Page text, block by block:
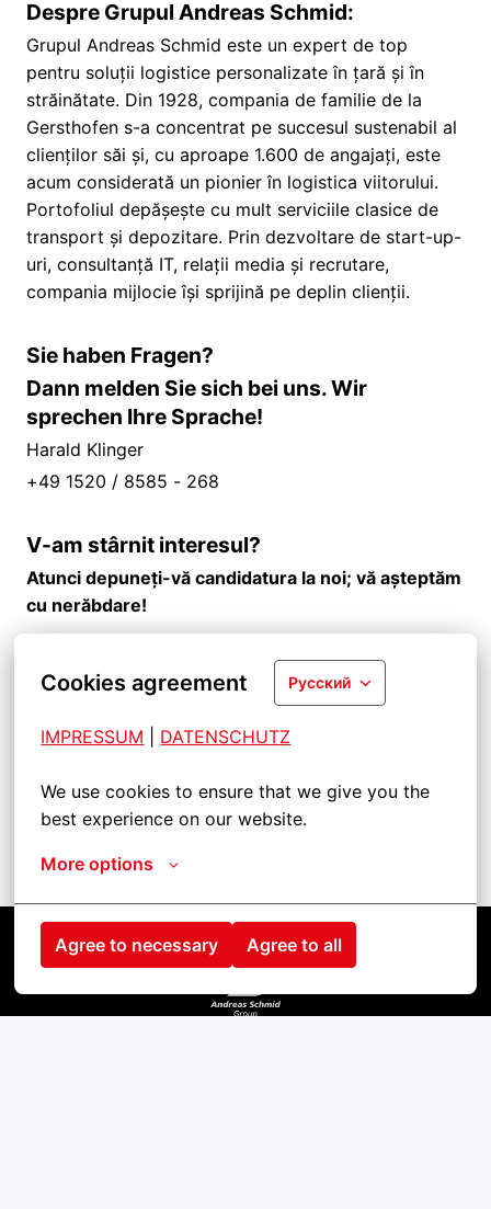
Cookies agreement Русский
IMPRESSUM DATENSCHUTZ
We use cookies to ensure that we give you the
best experience on our website.
More options
Agree to necessary Agree to all
Despre Grupul Andreas Schmid:
Grupul Andreas Schmid este un expert de top
pentru soluții logistice personalizate în țară și în
străinătate. Din 1928, compania de familie de la
Gersthofen s-a concentrat pe succesul sustenabil al
clienților săi și, cu aproape 1.600 de angajați, este
acum considerată un pionier în logistica viitorului.
Portofoliul depășește cu mult serviciile clasice de
transport și depozitare. Prin dezvoltare de start-up-
uri, consultanță IT, relații media și recrutare,
compania mijlocie își sprijină pe deplin clienții.
Sie haben Fragen?
Dann melden Sie sich bei uns. Wir
sprechen Ihre Sprache!
Harald Klinger
+49 1520 / 8585 - 268
V-am stârnit interesul?
Atunci depuneți-vă candidatura la noi; vă așteptăm
cu nerăbdare!
Startseite